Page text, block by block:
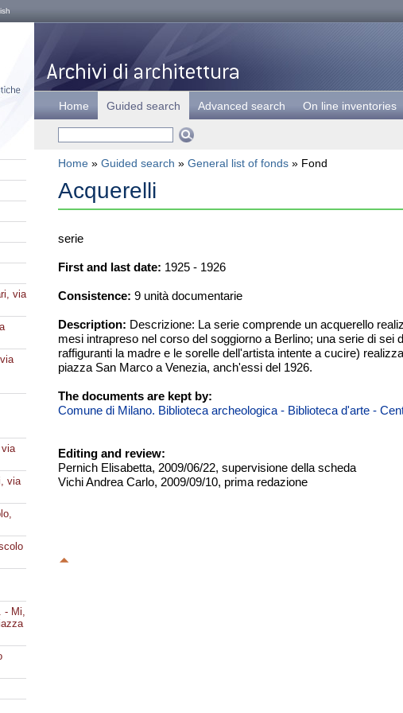
via
via
- Mi,
Home Guided search Advanced search On line inventories
Home » Guided search » General list of fonds » Fond
Acquerelli
serie
First and last date: 1925 - 1926
Consistence: 9 unità documentarie
Description: Descrizione: La serie comprende un acquerello
mesi intrapreso nel corso del soggiorno a Berlino; una serie di
raffiguranti la madre e le sorelle dell'artista intente a cucire)
piazza San Marco a Venezia, anch'essi del 1926.
The documents are kept by:
Comune di Milano. Biblioteca archeologica - Biblioteca d'arte -
Editing and review:
Pernich Elisabetta, 2009/06/22, supervisione della scheda
Vichi Andrea Carlo, 2009/09/10, prima redazione